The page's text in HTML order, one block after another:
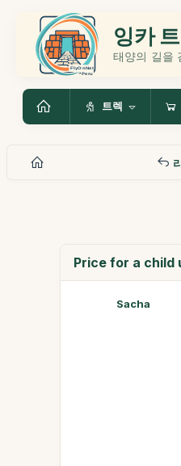
잉카
태양의 길을
트렉
Price for a child
Sacha